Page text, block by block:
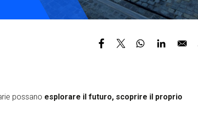
Servizi e accessibilità
Contatti
Biglietti
possano esplorare il futuro, scoprire il proprio